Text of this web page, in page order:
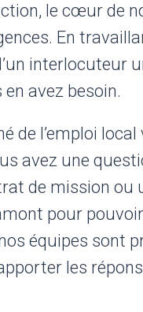
le cœur de
En
interlocuteur
avez besoin.
de l’emploi
avez une
de mission ou
pour
équipes sont
les